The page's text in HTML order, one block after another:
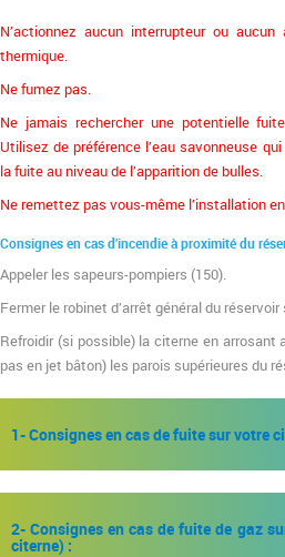
N’actionnez aucun interrupteur ou
thermique.
Ne fumez pas.
Ne jamais rechercher une potentielle
Utilisez de préférence l’eau savonneuse
la fuite au niveau de l’apparition de bulles.
Ne remettez pas vous-même l’installation
Consignes en cas d’incendie à proximité du
Appeler les sapeurs-pompiers (150).
Fermer le robinet d’arrêt général du
Refroidir (si possible) la citerne en arrosant
pas en jet bâton) les parois supérieures du
1- Consignes en cas de fuite sur votre
2- Consignes en cas de fuite de gaz
citerne) :